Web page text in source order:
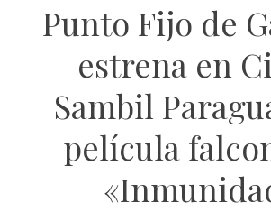
Punto Fijo de
estrena en
Sambil
película